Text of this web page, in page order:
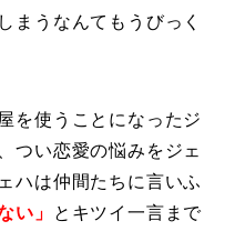
まうなんてもうびっく
を使うことになったジ
つい恋愛の悩みをジェ
ハは仲間たちに言いふ
い」
とキツイ一言まで